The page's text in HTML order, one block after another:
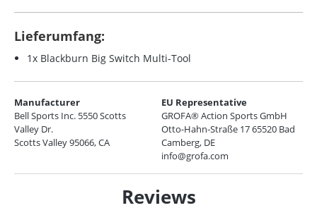
Lieferumfang:
1x Blackburn Big Switch Multi-Tool
Manufacturer
Bell Sports Inc. 5550 Scotts
Valley Dr.
Scotts Valley 95066, CA
EU Representative
GROFA® Action Sports GmbH
Otto-Hahn-Straße 17 65520 Bad
Camberg, DE
info@grofa.com
Reviews